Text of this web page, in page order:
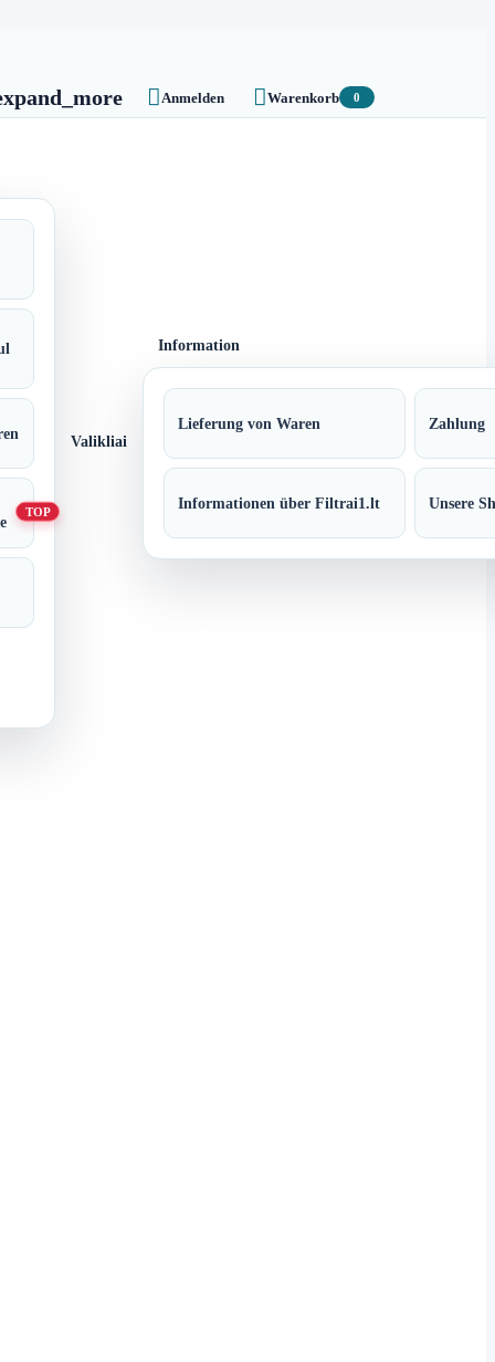
 Anmelden Warenkorb 0
TOP
Valikliai
Information
Lieferung von Waren Zahlung
Informationen über Filtrai1.lt Unsere